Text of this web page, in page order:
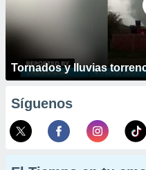
Tornados y lluvias
Síguenos